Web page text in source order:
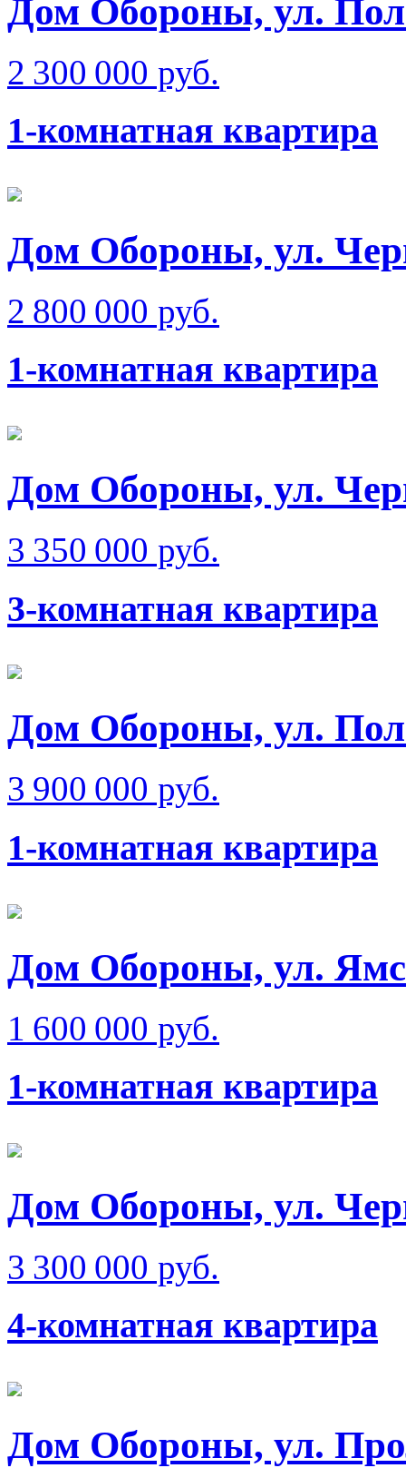
Дом Обороны, ул.
2 300 000 руб.
1-комнатная квартира
Дом Обороны, ул.
2 800 000 руб.
1-комнатная квартира
Дом Обороны, ул.
3 350 000 руб.
3-комнатная квартира
Дом Обороны, ул.
3 900 000 руб.
1-комнатная квартира
Дом Обороны, ул.
1 600 000 руб.
1-комнатная квартира
Дом Обороны, ул.
3 300 000 руб.
4-комнатная квартира
Дом Обороны, ул.